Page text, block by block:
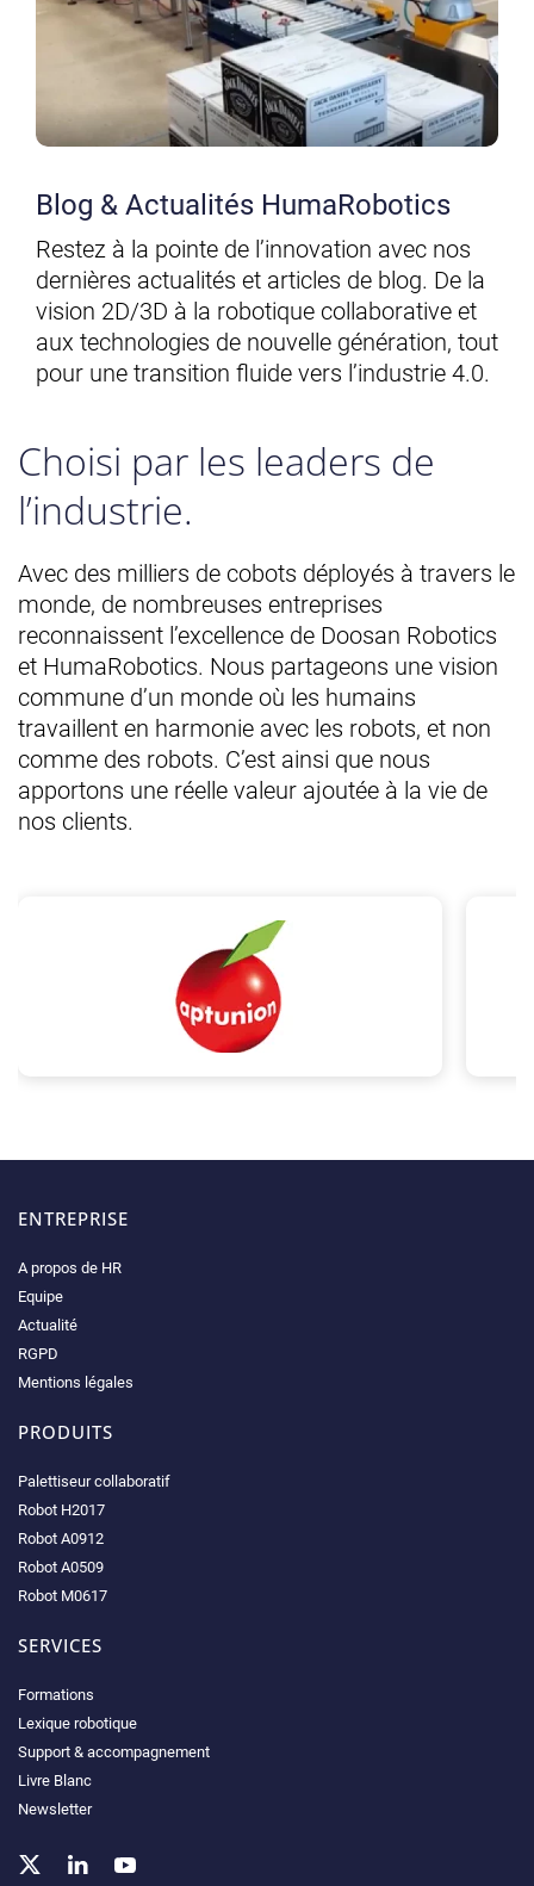
Blog & Actualités HumaRobotics
Restez à la pointe de l’innovation avec nos
dernières actualités et articles de blog. De la
vision 2D/3D à la robotique collaborative et
aux technologies de nouvelle génération, tout
pour une transition fluide vers l’industrie 4.0.
Choisi par les leaders de
l’industrie.
Avec des milliers de cobots déployés à travers le
monde, de nombreuses entreprises
reconnaissent l’excellence de Doosan Robotics
et HumaRobotics. Nous partageons une vision
commune d’un monde où les humains
travaillent en harmonie avec les robots, et non
comme des robots. C’est ainsi que nous
apportons une réelle valeur ajoutée à la vie de
nos clients.
ENTREPRISE
A propos de HR
Equipe
Actualité
RGPD
Mentions légales
PRODUITS
Palettiseur collaboratif
Robot H2017
Robot A0912
Robot A0509
Robot M0617
SERVICES
Formations
Lexique robotique
Support & accompagnement
Livre Blanc
Newsletter